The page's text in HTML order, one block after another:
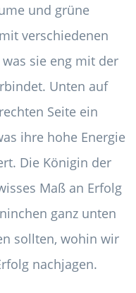
und grüne
verschiedenen
sie eng mit der
Unten auf
Seite ein
ihre hohe Energie
Die Königin der
Maß an Erfolg
ganz unten
sollten, wohin wir
nachjagen.